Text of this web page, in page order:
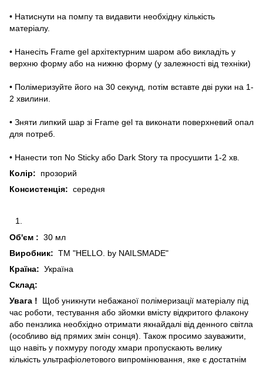
• Натиснути на помпу та видавити необхідну кількість
матеріалу.
• Нанесіть Frame gel архітектурним шаром або викладіть у
верхню форму або на нижню форму (у залежності від техніки)
• Полімеризуйте його на 30 секунд, потім вставте дві руки на 1-
2 хвилини.
• Зняти липкий шар зі Frame gel та виконати поверхневий опал
для потреб.
• Нанести топ No Sticky або Dark Story та просушити 1-2 хв.
Колір:
прозорий
Консистенція: середня
Об'єм : 30 мл
Виробник: ТМ "HELLO. by NAILSMADE"
Країна: Україна
Склад:
Увага ! Щоб уникнути небажаної полімеризації матеріалу під
час роботи, тестування або зйомки вмісту відкритого флакону
або пензлика необхідно отримати якнайдалі від денного світла
(особливо від прямих змін сонця). Також просимо зауважити,
що навіть у похмуру погоду хмари пропускають велику
кількість ультрафіолетового випромінювання, яке є достатнім